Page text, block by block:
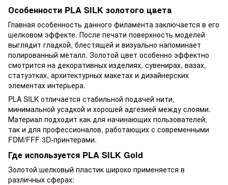
Особенности PLA SILK золотого цвета
Главная особенность данного филамента заключается в его
шелковом эффекте. После печати поверхность моделей
выглядит гладкой, блестящей и визуально напоминает
полированный металл. Золотой цвет особенно эффектно
смотрится на декоративных изделиях, сувенирах, вазах,
статуэтках, архитектурных макетах и дизайнерских
элементах интерьера.
PLA SILK отличается стабильной подачей нити,
минимальной усадкой и хорошей адгезией между слоями.
Материал подходит как для начинающих пользователей,
так и для профессионалов, работающих с современными
FDM/FFF 3D-принтерами.
Где используется PLA SILK Gold
Золотой шелковый пластик широко применяется в
различных сферах: